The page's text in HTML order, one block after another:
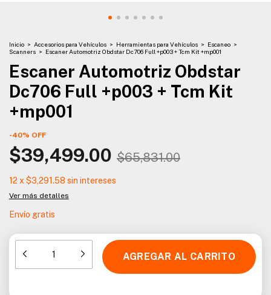
Inicio > Accesorios para Vehículos > Herramientas para Vehículos > Escaneo >
Scanners > Escaner Automotriz Obdstar Dc706 Full +p003 + Tcm Kit +mp001
Escaner Automotriz Obdstar
Dc706 Full +p003 + Tcm Kit
+mp001
-40% OFF
$39,499.00 $65,831.00
12 x $3,291.58 sin intereses
Ver más detalles
Envío gratis